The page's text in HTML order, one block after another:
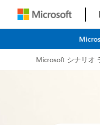
Microsoft シナリオ